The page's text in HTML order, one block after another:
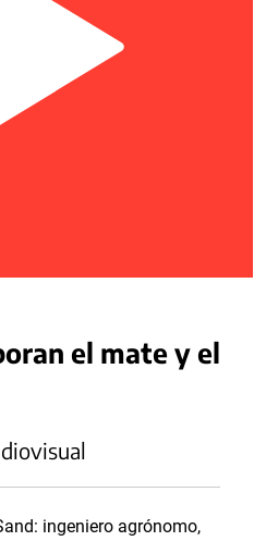
el mate y el
ingeniero agrónomo,